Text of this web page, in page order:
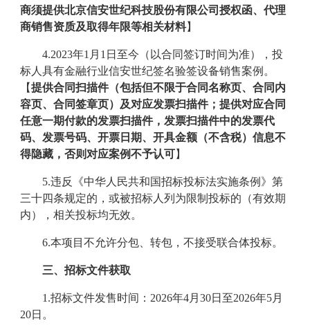
商须提供北京信安世纪科技股份有限公司授权函、代理
商销售资质及取得年限等相关材料】
4.2023年1月1日至今（以合同签订时间为准），投
标人具有金融行业信安世纪签名验签设备销售案例。
【提供合同扫描件（包括但不限于合同名称页、合同内
容页、合同签章页）及对应发票扫描件；提供对应合同
任意一期付款的发票扫描件，发票扫描件中的发票代
码、发票号码、开票日期、开具金额（不含税）信息不
得隐藏，否则对应案例不予认可】
5.违反《中华人民共和国招标投标法实施条例》第
三十四条规定的，或被招标人列为限制投标的（有效期
内），相关投标均无效。
6.本项目不允许分包、转包，不接受联合体投标。
三、 招标文件获取
1.招标文件发售时间： 2026年4月30日至2026年5月
20日 。